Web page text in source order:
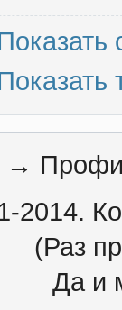
→
2014.
(Раз
Да и